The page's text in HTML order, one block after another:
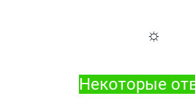
☼
Некоторые